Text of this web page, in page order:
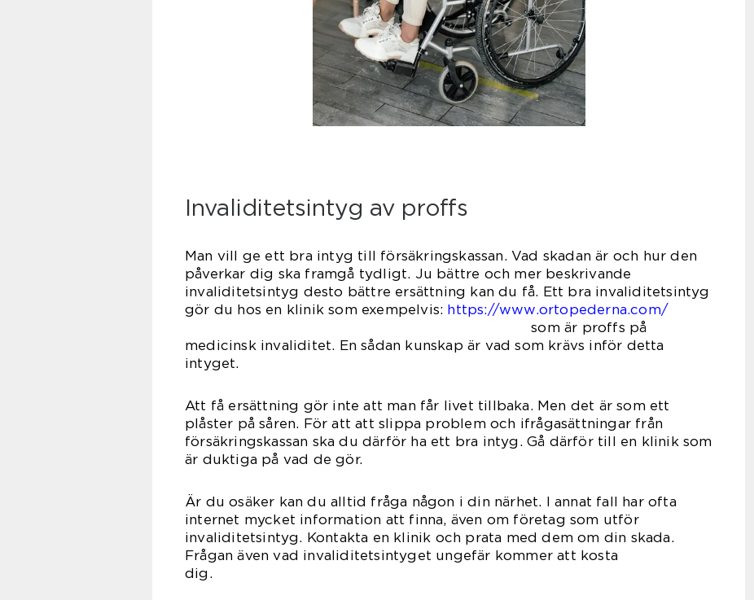
Invaliditetsintyg av proffs
Man vill ge ett bra intyg till försäkringskassan. Vad skadan är och hur den
påverkar dig ska framgå tydligt. Ju bättre och mer beskrivande
invaliditetsintyg desto bättre ersättning kan du få. Ett bra invaliditetsintyg
gör du hos en klinik som exempelvis: https://www.ortopederna.com/
som är proffs på
medicinsk invaliditet. En sådan kunskap är vad som krävs inför detta
intyget.
Att få ersättning gör inte att man får livet tillbaka. Men det är som ett
plåster på såren. För att att slippa problem och ifrågasättningar från
försäkringskassan ska du därför ha ett bra intyg. Gå därför till en klinik som
är duktiga på vad de gör.
Är du osäker kan du alltid fråga någon i din närhet. I annat fall har ofta
internet mycket information att finna, även om företag som utför
invaliditetsintyg. Kontakta en klinik och prata med dem om din skada.
Frågan även vad invaliditetsintyget ungefär kommer att kosta
dig.